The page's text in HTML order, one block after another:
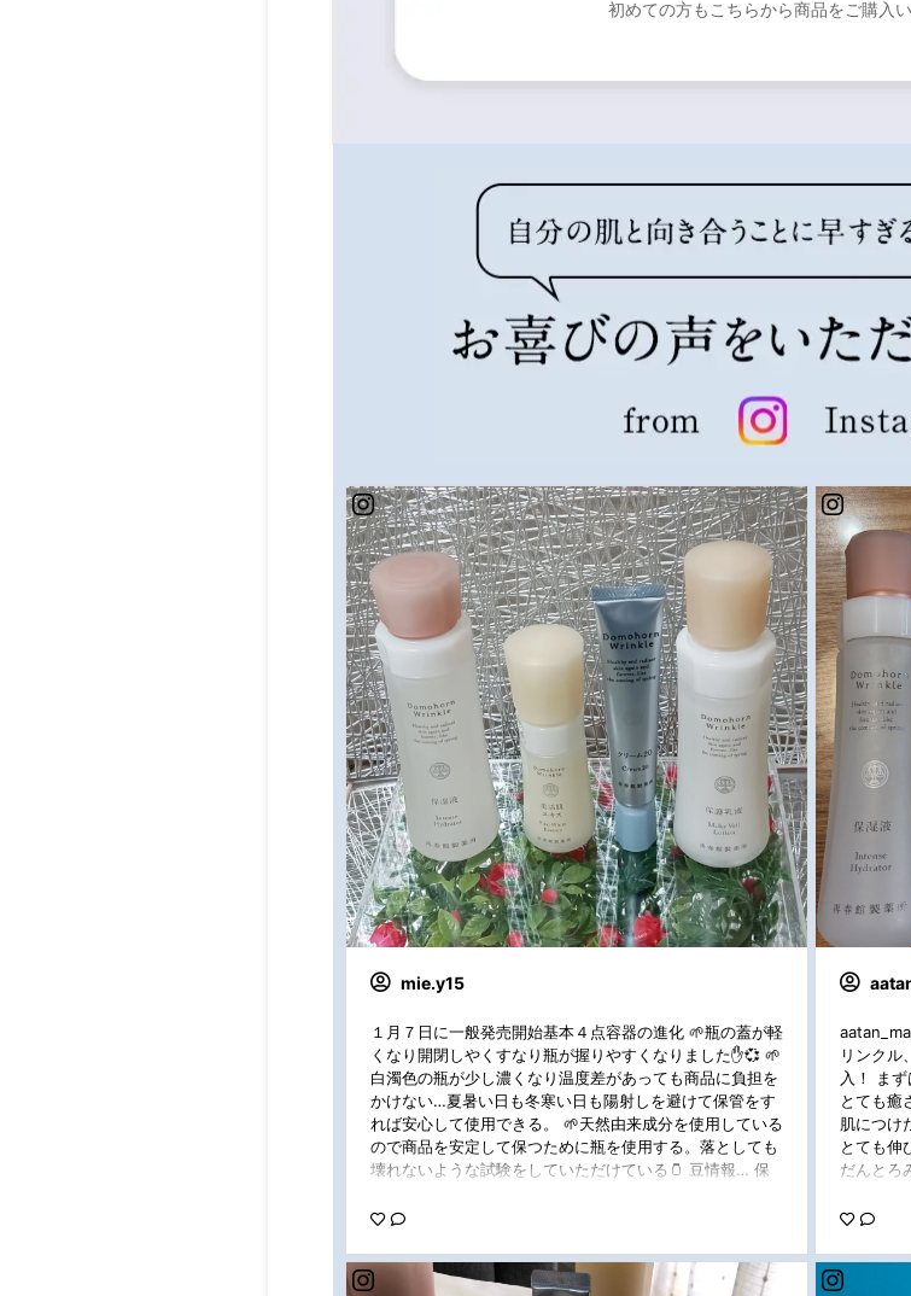
初めての方もこちらから商品をご購入い
mie.y15
１月７日に一般発売開始基本４点容器の進化 🌱瓶の蓋が軽
くなり開閉しやくすなり瓶が握りやすくなりました✋💞 🌱
白濁色の瓶が少し濃くなり温度差があっても商品に負担を
かけない…夏暑い日も冬寒い日も陽射しを避けて保管をす
れば安心して使用できる。 🌱天然由来成分を使用している
ので商品を安定して保つために瓶を使用する。落としても
壊れないような試験をしていただけている🫙 豆情報… 保
て適量サイズになっています☺️ ドモの心遣いが商品の色ん
に感動です #プロモーション #ドモホルンリンクル #ドモ
活 #リニューアル #基礎化粧品
リンクル
入！ ま
とても癒
肌につけ
とても伸
だんとろ
自分でも
ル